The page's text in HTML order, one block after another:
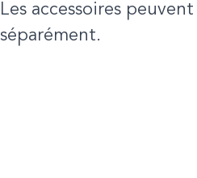
Les accessoires
séparément.